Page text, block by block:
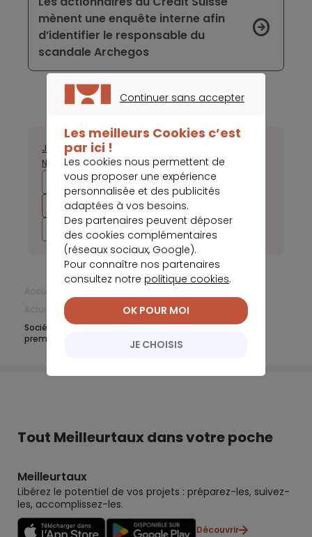
mènent une enquête interne afin
d’identifier le responsable du
scandale Archegos
2025 2024 2023
2022
2021
2020 2019
2017
JanvierFévrierMars
NovembreDécembre
Actualités Comparateur Banque
Avril 2021
Société Générale affiche une excellente rentabilité au
premier semestre 2021
Tout Meilleurtaux dans votre poche
Meilleurtaux
Libérez le potentiel de vos projets : préparez-les, suivez-
les, accomplissez-les.
Découvrir
Continuer sans accepter
Les meilleurs Cookies c’est
par ici !
Les cookies nous permettent de
vous proposer une expérience
personnalisée et des publicités
adaptées à vos besoins.
Des partenaires peuvent déposer
des cookies complémentaires
(réseaux sociaux, Google).
Pour connaître nos partenaires
consultez notre politique cookies.
JE CHOISIS
OK POUR MOI